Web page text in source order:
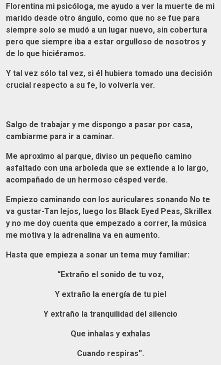
Florentina mi psicóloga, me ayudo a ver la muerte de mi
marido desde otro ángulo, como que no se fue para
siempre solo se mudó a un lugar nuevo, sin cobertura
pero que siempre iba a estar orgulloso de nosotros y
de lo que hiciéramos.
Y tal vez sólo tal vez, si él hubiera tomado una decisión
crucial respecto a su fe, lo volvería ver.
Salgo de trabajar y me dispongo a pasar por casa,
cambiarme para ir a caminar.
Me aproximo al parque, diviso un pequeño camino
asfaltado con una arboleda que se extiende a lo largo,
acompañado de un hermoso césped verde.
Empiezo caminando con los auriculares sonando No te
va gustar-Tan lejos, luego los Black Eyed Peas, Skrillex
y no me doy cuenta que empezado a correr, la música
me motiva y la adrenalina va en aumento.
Hasta que empieza a sonar un tema muy familiar:
“Extraño el sonido de tu voz,
Y extraño la energía de tu piel
Y extraño la tranquilidad del silencio
Que inhalas y exhalas
Cuando respiras”.